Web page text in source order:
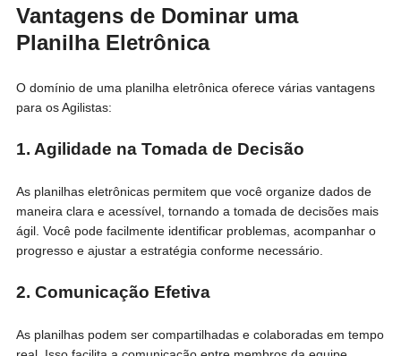
Vantagens de Dominar uma
Planilha Eletrônica
O domínio de uma planilha eletrônica oferece várias vantagens
para os Agilistas:
1. Agilidade na Tomada de Decisão
As planilhas eletrônicas permitem que você organize dados de
maneira clara e acessível, tornando a tomada de decisões mais
ágil. Você pode facilmente identificar problemas, acompanhar o
progresso e ajustar a estratégia conforme necessário.
2. Comunicação Efetiva
As planilhas podem ser compartilhadas e colaboradas em tempo